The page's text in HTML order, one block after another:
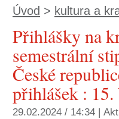
Úvod > kultura a
Přihlášky na
semestrální
České
přihlášek : 15.
29.02.2024 / 14:34 |